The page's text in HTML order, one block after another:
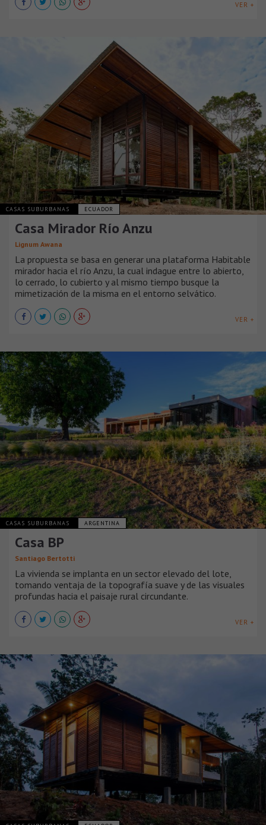
VER +
CASAS SUBURBANAS ECUADOR
Casa Mirador Río Anzu
Lignum Awana
La propuesta se basa en generar una plataforma Habitable
mirador hacia el río Anzu, la cual indague entre lo abierto,
lo cerrado, lo cubierto y al mismo tiempo busque la
mimetización de la misma en el entorno selvático.
VER +
CASAS SUBURBANAS ARGENTINA
Casa BP
Santiago Bertotti
La vivienda se implanta en un sector elevado del lote,
tomando ventaja de la topografía suave y de las visuales
profundas hacia el paisaje rural circundante.
VER +